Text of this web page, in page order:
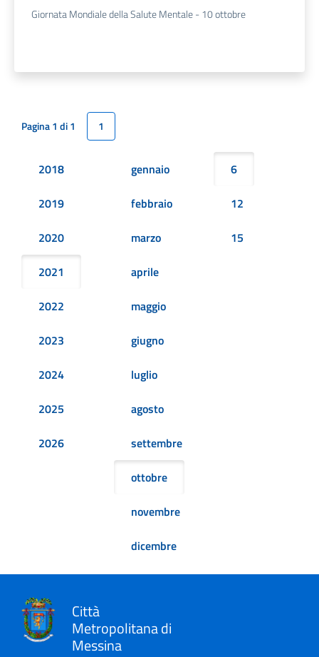
Giornata Mondiale della Salute Mentale - 10 ottobre
Pagina 1 di 1 1
2018
2019
2020
2021
2022
2023
2024
2025
2026
gennaio
febbraio
marzo
aprile
maggio
giugno
luglio
agosto
settembre
ottobre
novembre
dicembre
6
12
15
Città
Metropolitana di
Messina